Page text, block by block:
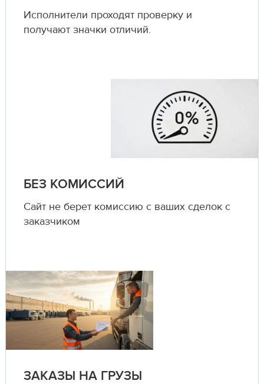
Исполнители проходят проверку и
получают значки отличий.
БЕЗ КОМИССИЙ
Сайт не берет комиссию с ваших сделок с
заказчиком
ЗАКАЗЫ НА ГРУЗЫ